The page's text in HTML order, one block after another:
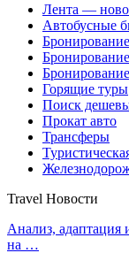
Лента —
Автобусные
Горящие туры
Поиск
Прокат авто
Трансферы
Travel Новости
Анализ, адаптация
на …